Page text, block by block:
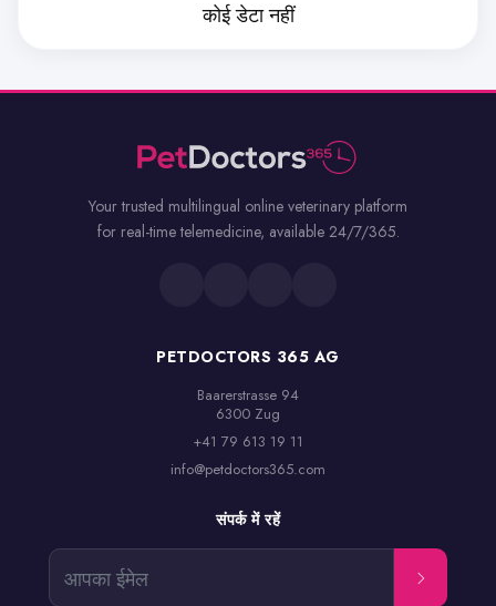
कोई डेटा नहीं
Your trusted multilingual online veterinary platform
for real-time telemedicine, available 24/7/365.
PETDOCTORS 365 AG
Baarerstrasse 94
6300 Zug
+41 79 613 19 11
info@petdoctors365.com
संपर्क में रहें
आपका ईमेल